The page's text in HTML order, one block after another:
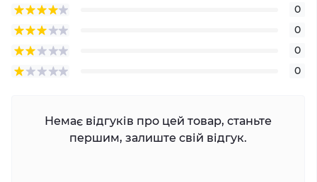
0
0
0
0
Немає відгуків про цей товар, станьте
першим, залиште свій відгук.